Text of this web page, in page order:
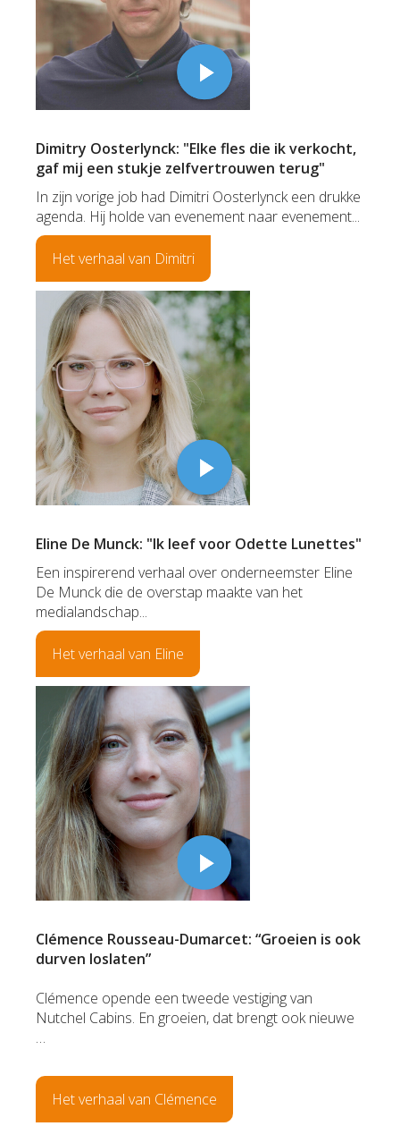
Dimitry Oosterlynck: "Elke fles die ik verkocht,
gaf mij een stukje zelfvertrouwen terug"
In zijn vorige job had Dimitri Oosterlynck een drukke
agenda. Hij holde van evenement naar evenement...
Het verhaal van Dimitri
Eline De Munck: "Ik leef voor Odette Lunettes"
Een inspirerend verhaal over onderneemster Eline
De Munck die de overstap maakte van het
medialandschap...
Het verhaal van Eline
Clémence Rousseau-Dumarcet: “Groeien is ook
durven loslaten”
Clémence opende een tweede vestiging van
Nutchel Cabins. En groeien, dat brengt ook nieuwe
…
Het verhaal van Clémence